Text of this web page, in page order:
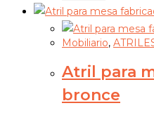
Mobiliario,
Atril para
bronce